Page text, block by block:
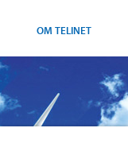
OM TELINET